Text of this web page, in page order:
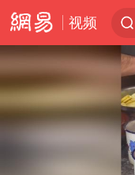
视频